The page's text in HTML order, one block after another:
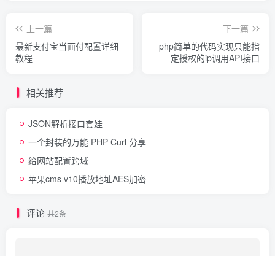
上一篇
最新支付宝当面付配置详细
教程
下一篇
php简单的代码实现只能指
定授权的ip调用API接口
相关推荐
JSON解析接口套娃
一个封装的万能 PHP Curl 分享
给网站配置跨域
苹果cms v10播放地址AES加密
评论 共2条